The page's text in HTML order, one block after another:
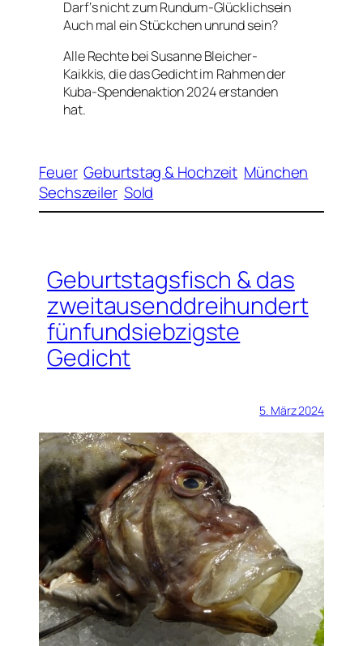
Darf‘s nicht zum Rundum-Glücklichsein
Auch mal ein Stückchenunrundsein?
Alle Rechte bei Susanne Bleicher-
Kaikkis, die das Gedicht im Rahmen der
Kuba-Spendenaktion 2024 erstanden
hat.
Feuer Geburtstag & Hochzeit München
Sechszeiler Sold
Geburtstagsfisch & das
zweitausenddreihundert
fünfundsiebzigste
Gedicht
5. März 2024